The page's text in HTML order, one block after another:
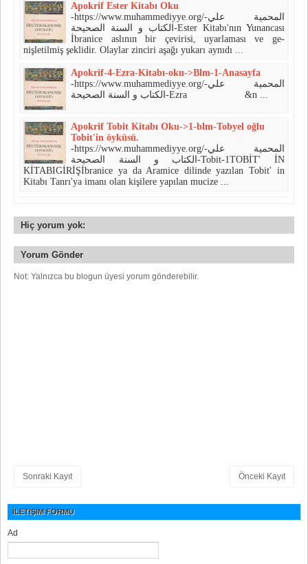
Apokrif Ester Kitabı Oku
-https://www.muhammediyye.org/-المحمية علي
الكتاب و السنة الصحيحة-Ester Kitabı'nın Yunancası
İbranice aslının bir çevirisi, uyarlaması ve ge­
nişletilmiş şeklidir. Olaylar zinciri aşağı yukarı aynıdı ...
Apokrif-4-Ezra-Kitabı-oku->Blm-1-Anasayfa
-https://www.muhammediyye.org/-المحمية علي
الكتاب و السنة الصحيحة-Ezra &n ...
Apokrif Tobit Kitabı Oku->1-blm-Tobyel oğlu
Tobit'in öyküsü.
-https://www.muhammediyye.org/-المحمية علي
الكتاب و السنة الصحيحة-Tobit-1TOBİT' İN
KİTABIGİRİŞİbranice ya da Aramice dilinde yazılan Tobit' in
Kitabı Tanrı'ya imanı olan kişilere yapılan mucize ...
Hiç yorum yok:
Yorum Gönder
Not: Yalnızca bu blogun üyesi yorum gönderebilir.
Sonraki Kayıt Önceki Kayıt
İLETIŞIM FORMU
Ad